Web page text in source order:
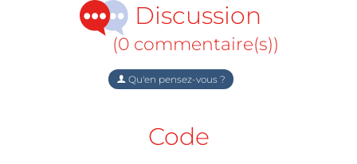
Discussion
(0 commentaire(s))
Qu'en pensez-vous ?
Code